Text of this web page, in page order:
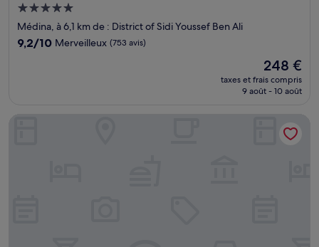
Hébergement
5.0 étoiles
Médina, à 6,1 km de : District of Sidi Youssef Ben Ali
9.2
9,2/10 Merveilleux (753 avis)
Le
nouveau
prix
248 €
248 €
taxes et frais compris
9 août - 10 août
Mandarin Oriental, Marrakech